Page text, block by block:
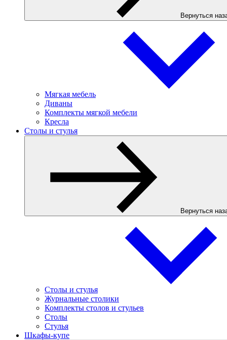
Вернуться
Мягкая мебель
Диваны
Комплекты мягкой мебели
Кресла
Столы и стулья
Вернуться
Столы и стулья
Журнальные столики
Комплекты столов и стульев
Столы
Стулья
Шкафы-купе